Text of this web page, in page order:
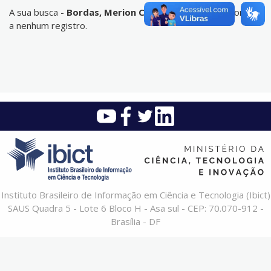
A sua busca - Bordas, Merion Campos- não corresponde
a nenhum registro.
Instituto Brasileiro de Informação em Ciência e Tecnologia (Ibict)
SAUS Quadra 5 - Lote 6 Bloco H - Asa sul - CEP: 70.070-912 -
Brasília - DF